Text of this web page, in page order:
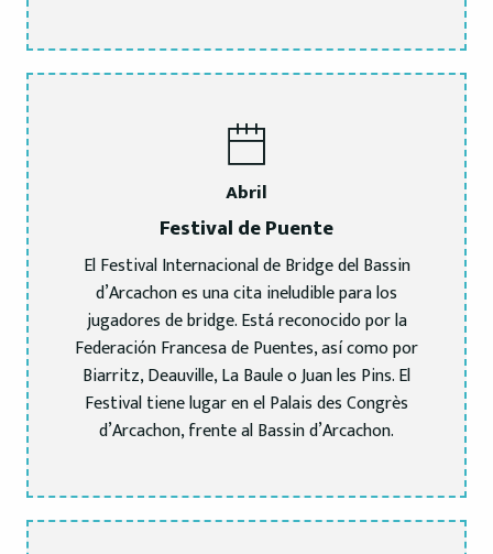
Abril
Festival de Puente
El Festival Internacional de Bridge del Bassin
d’Arcachon es una cita ineludible para los
jugadores de bridge. Está reconocido por la
Federación Francesa de Puentes, así como por
Biarritz, Deauville, La Baule o Juan les Pins. El
Festival tiene lugar en el Palais des Congrès
d’Arcachon, frente al Bassin d’Arcachon.